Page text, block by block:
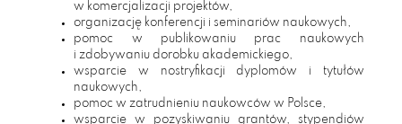
w komercjalizacji projektów,
organizację konferencji i seminariów naukowych,
pomoc w publikowaniu prac naukowych
i zdobywaniu dorobku akademickiego,
wsparcie w nostryfikacji dyplomów i tytułów
naukowych,
pomoc w zatrudnieniu naukowców w Polsce,
wsparcie w pozyskiwaniu grantów, stypendiów